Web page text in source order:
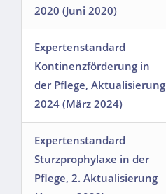
2020 (Juni 2020)
Expertenstandard
Kontinenzförderung in
der Pflege, Aktualisierung
2024 (März 2024)
Expertenstandard
Sturzprophylaxe in der
Pflege, 2. Aktualisierung